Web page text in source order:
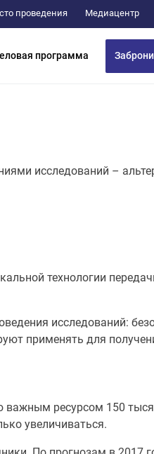
проведения Медиацентр
программа
исследований –
технологии
исследований:
применять для
важным ресурсом 150
увеличиваться.